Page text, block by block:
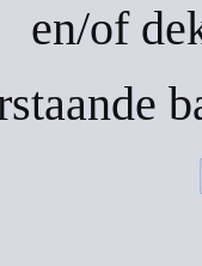
en/of